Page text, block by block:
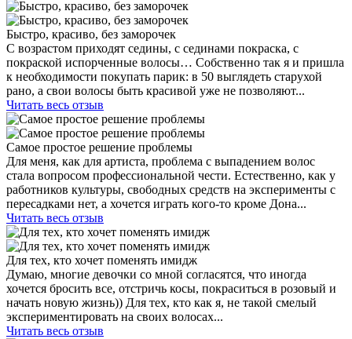
Быстро, красиво, без заморочек
С возрастом приходят седины, с сединами покраска, с
покраской испорченные волосы… Собственно так я и пришла
к необходимости покупать парик: в 50 выглядеть старухой
рано, а свои волосы быть красивой уже не позволяют...
Читать весь отзыв
Самое простое решение проблемы
Для меня, как для артиста, проблема с выпадением волос
стала вопросом профессиональной чести. Естественно, как у
работников культуры, свободных средств на эксперименты с
пересадками нет, а хочется играть кого-то кроме Дона...
Читать весь отзыв
Для тех, кто хочет поменять имидж
Думаю, многие девочки со мной согласятся, что иногда
хочется бросить все, отстричь косы, покраситься в розовый и
начать новую жизнь)) Для тех, кто как я, не такой смелый
экспериментировать на своих волосах...
Читать весь отзыв